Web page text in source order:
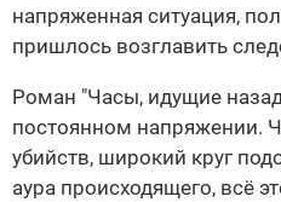
напряженная ситуация,
пришлось возглавить
Роман "Часы, идущие
постоянном напряжении.
убийств, широкий круг
аура происходящего, всё